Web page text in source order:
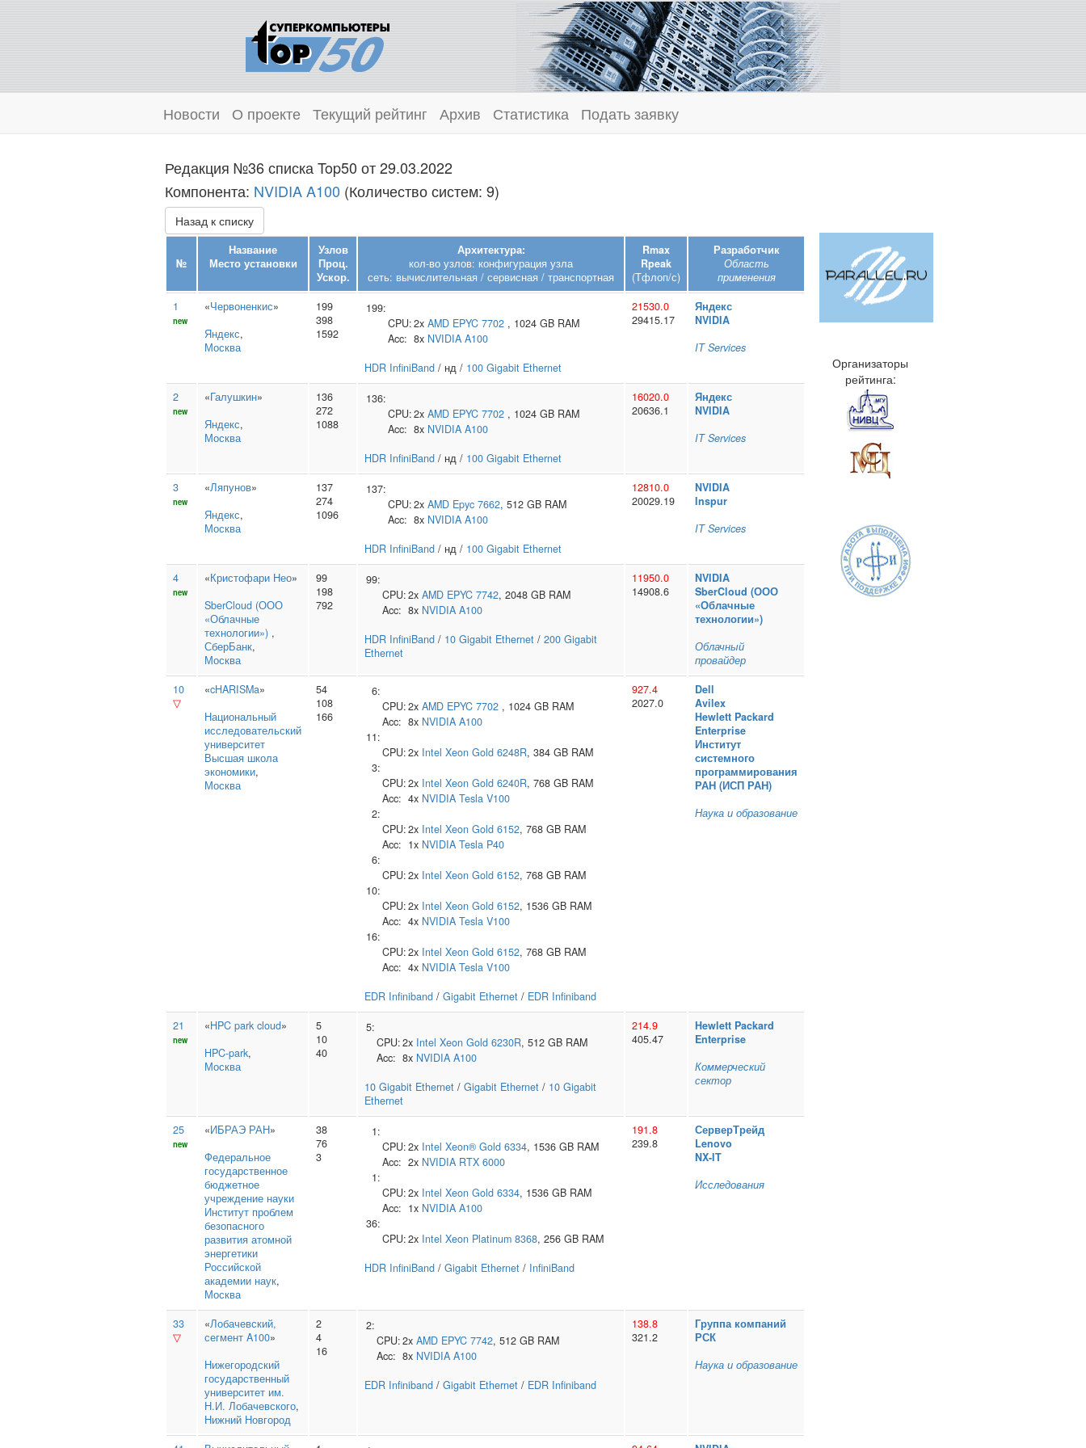
Новости О проекте Текущий рейтинг Архив Статистика Подать заявку
Редакция №36 списка Top50 от 29.03.2022
Компонента: NVIDIA A100 (Количество систем: 9)
Назад к списку
№
Название
Место установки
Узлов
Проц.
Ускор.
Архитектура:
кол-во узлов: конфигурация узла
сеть: вычислительная / сервисная / транспортная
Rmax
Rpeak
(Тфлоп/с)
Разработчик
Область
применения
1
new
«Червоненкис»
Яндекс,
Москва
199
398
1592
199:
CPU:2x AMD EPYC 7702 , 1024 GB RAM
Acc: 8x NVIDIA A100
HDR InfiniBand / нд / 100 Gigabit Ethernet
21530.0
29415.17
Яндекс
NVIDIA
IT Services
2
new
«Галушкин»
Яндекс,
Москва
136
272
1088
136:
CPU:2x AMD EPYC 7702 , 1024 GB RAM
Acc: 8x NVIDIA A100
HDR InfiniBand / нд / 100 Gigabit Ethernet
16020.0
20636.1
Яндекс
NVIDIA
IT Services
3
new
«Ляпунов»
Яндекс,
Москва
137
274
1096
137:
CPU:2x AMD Epyc 7662, 512 GB RAM
Acc: 8x NVIDIA A100
HDR InfiniBand / нд / 100 Gigabit Ethernet
12810.0
20029.19
NVIDIA
Inspur
IT Services
4
new
«Кристофари Нео»
SberCloud (ООО
«Облачные
технологии») ,
СберБанк,
Москва
99
198
792
99:
CPU:2x AMD EPYC 7742, 2048 GB RAM
Acc: 8x NVIDIA A100
HDR InfiniBand / 10 Gigabit Ethernet / 200 Gigabit
Ethernet
11950.0
14908.6
NVIDIA
SberCloud (ООО
«Облачные
технологии»)
Облачный
провайдер
10
▽
«cHARISMa»
Национальный
исследовательский
университет
Высшая школа
экономики,
Москва
54
108
166
6:
CPU:2x AMD EPYC 7702 , 1024 GB RAM
Acc: 8x NVIDIA A100
11:
CPU:2x Intel Xeon Gold 6248R, 384 GB RAM
3:
CPU:2x Intel Xeon Gold 6240R, 768 GB RAM
Acc: 4x NVIDIA Tesla V100
2:
CPU:2x Intel Xeon Gold 6152, 768 GB RAM
Acc: 1x NVIDIA Tesla P40
6:
CPU:2x Intel Xeon Gold 6152, 768 GB RAM
10:
CPU:2x Intel Xeon Gold 6152, 1536 GB RAM
Acc: 4x NVIDIA Tesla V100
16:
CPU:2x Intel Xeon Gold 6152, 768 GB RAM
Acc: 4x NVIDIA Tesla V100
EDR Infiniband / Gigabit Ethernet / EDR Infiniband
927.4
2027.0
Dell
Avilex
Hewlett Packard
Enterprise
Институт
системного
программирования
РАН (ИСП РАН)
Наука и образование
21
new
«HPC park cloud»
HPC-park,
Москва
5
10
40
5:
CPU:2x Intel Xeon Gold 6230R, 512 GB RAM
Acc: 8x NVIDIA A100
10 Gigabit Ethernet / Gigabit Ethernet / 10 Gigabit
Ethernet
214.9
405.47
Hewlett Packard
Enterprise
Коммерческий
сектор
25
new
«ИБРАЭ РАН»
Федеральное
государственное
бюджетное
учреждение науки
Институт проблем
безопасного
развития атомной
энергетики
Российской
академии наук,
Москва
38
76
3
1:
CPU:2x Intel Xeon® Gold 6334, 1536 GB RAM
Acc: 2x NVIDIA RTX 6000
1:
CPU:2x Intel Xeon Gold 6334, 1536 GB RAM
Acc: 1x NVIDIA A100
36:
CPU:2x Intel Xeon Platinum 8368, 256 GB RAM
HDR InfiniBand / Gigabit Ethernet / InfiniBand
191.8
239.8
СерверТрейд
Lenovo
NX-IT
Исследования
33
▽
«Лобачевский,
сегмент A100»
Нижегородский
государственный
университет им.
Н.И. Лобачевского,
Нижний Новгород
2
4
16
2:
CPU:2x AMD EPYC 7742, 512 GB RAM
Acc: 8x NVIDIA A100
EDR Infiniband / Gigabit Ethernet / EDR Infiniband
138.8
321.2
Группа компаний
РСК
Наука и образование
Организаторы
рейтинга: